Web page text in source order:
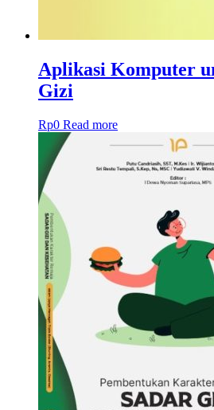
Aplikasi Komputer
Gizi
Rp0 Read more